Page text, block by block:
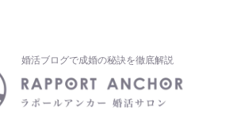
婚活ブログで成婚の秘訣を徹底解説